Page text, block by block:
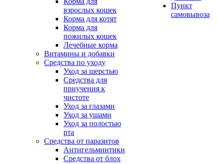
взрослых кошек
Корма для котят
Корма для
пожилых кошек
Лечебные корма
Витамины и добавки
Средства по уходу
Уход за шерстью
Средства для
приучения к
чистоте
Уход за глазами
Уход за ушами
Уход за полостью
рта
Средства от паразитов
Антигельминтики
Средства от блох
Пункт
самовывоза